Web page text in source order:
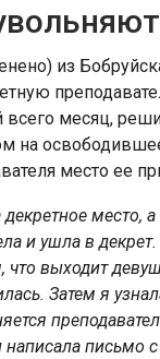
из
всего месяц,
на
место ее
место, а
и ушла в
что выходит
Затем я
написала письмо